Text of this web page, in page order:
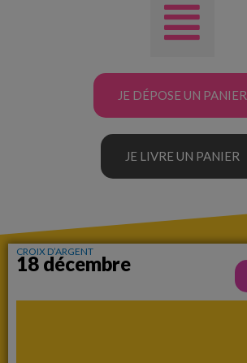
JE DÉPOSE UN PANIER
JE LIVRE UN PANIER
CROIX D’ARGENT
18 décembre